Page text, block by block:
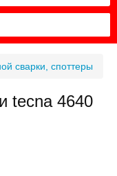
сварки, споттеры
tecna 4640